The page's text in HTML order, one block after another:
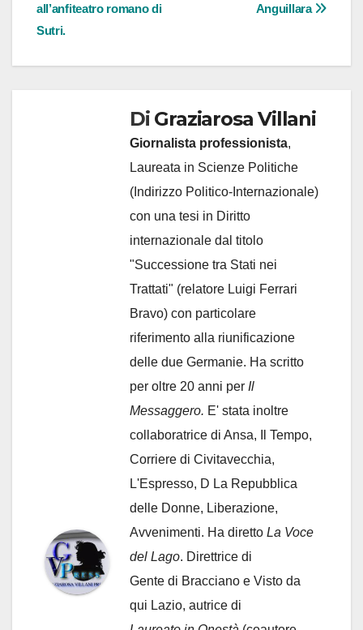
Anguillara
all’anfiteatro romano di
Sutri.
Di Graziarosa Villani
Giornalista professionista,
Laureata in Scienze Politiche
(Indirizzo Politico-Internazionale)
con una tesi in Diritto
internazionale dal titolo
"Successione tra Stati nei
Trattati" (relatore Luigi Ferrari
Bravo) con particolare
riferimento alla riunificazione
delle due Germanie. Ha scritto
per oltre 20 anni per Il
Messaggero. E' stata inoltre
collaboratrice di Ansa, Il Tempo,
Corriere di Civitavecchia,
L'Espresso, D La Repubblica
delle Donne, Liberazione,
Avvenimenti. Ha diretto La Voce
del Lago. Direttrice di
Gente di Bracciano e Visto da
qui Lazio, autrice di